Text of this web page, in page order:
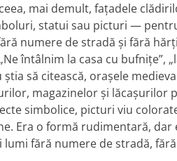
mai demult, fațadele
statui sau picturi —
numere de stradă și fără
întâlnim la casa cu
să citească, orașele
magazinelor și lăcașurilor
simbolice, picturi viu
Era o formă rudimentară,
fără numere de stradă,